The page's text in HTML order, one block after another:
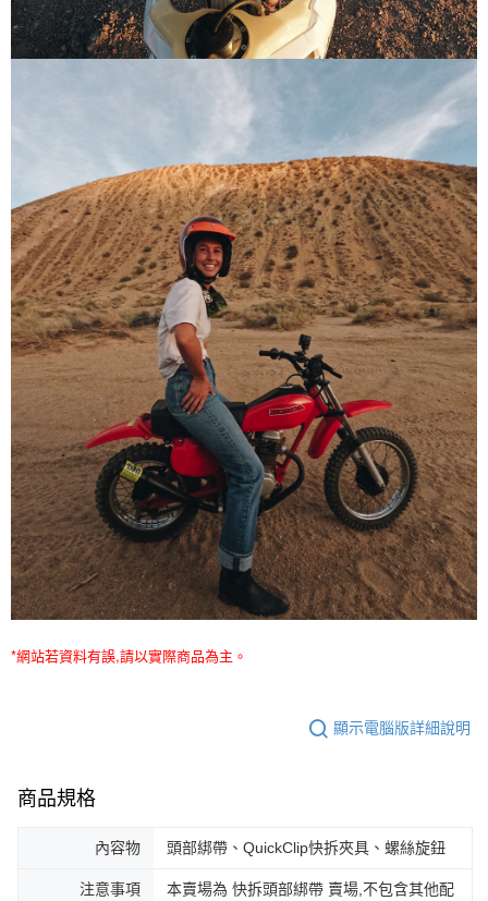
*網站若資料有誤,請以實際商品為主。
顯示電腦版詳細說明
商品規格
內容物 頭部綁帶、QuickClip快拆夾具、螺絲旋鈕
注意事項
本賣場為 快拆頭部綁帶 賣場,不包含其他配